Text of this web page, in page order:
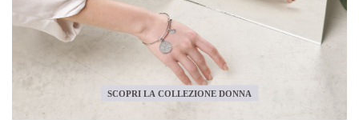
SCOPRI LA COLLEZIONE DONNA